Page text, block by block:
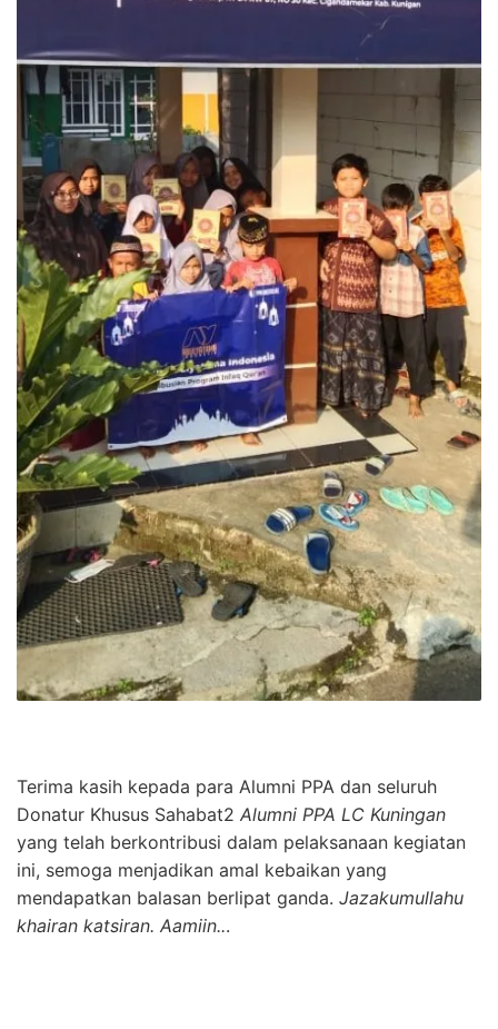
Terima kasih kepada para Alumni PPA dan seluruh
Donatur Khusus Sahabat2 Alumni PPA LC Kuningan
yang telah berkontribusi dalam pelaksanaan kegiatan
ini, semoga menjadikan amal kebaikan yang
mendapatkan balasan berlipat ganda. Jazakumullahu
khairan katsiran. Aamiin...